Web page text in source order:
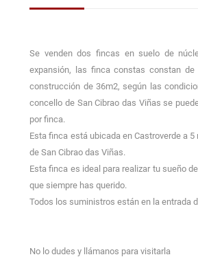
Se venden dos fincas en suelo de
expansión, las finca constas constan
construcción de 36m2, según las
concello de San Cibrao das Viñas se
por finca.
Esta finca está ubicada en Castroverde a
de San Cibrao das Viñas.
Esta finca es ideal para realizar tu sueño
que siempre has querido.
Todos los suministros están en la entrada
No lo dudes y llámanos para visitarla